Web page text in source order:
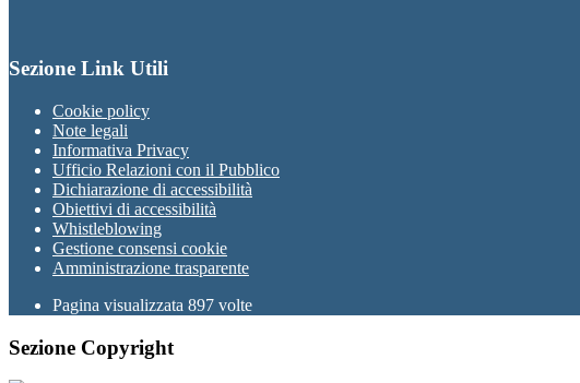
Sezione Link Utili
Cookie policy
Note legali
Informativa Privacy
Ufficio Relazioni con il Pubblico
Dichiarazione di accessibilità
Obiettivi di accessibilità
Whistleblowing
Gestione consensi cookie
Amministrazione trasparente
Pagina visualizzata 897 volte
Sezione Copyright